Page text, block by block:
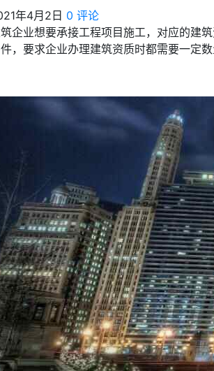
年4月2日 0 评论
企业想要承接工程项目施工，对应的建
，要求企业办理建筑资质时都需要一定